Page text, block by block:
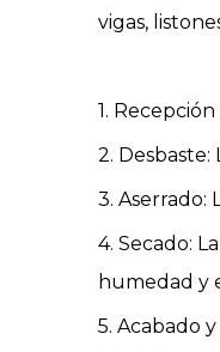
vigas,
1.
2.
3. Aserrado:
4. Secado:
humedad y
5. Acabado